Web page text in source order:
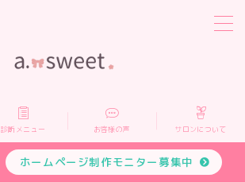
診断メニュー お客様の声 サロンについて
ホームページ制作モニター募集中